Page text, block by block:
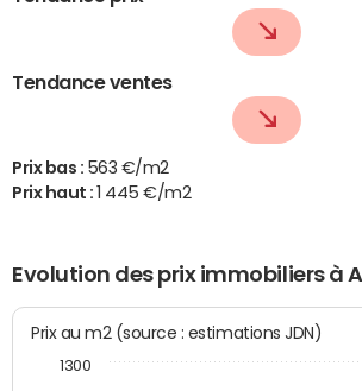
Tendance ventes
Prix bas : 563 €/m2
Prix haut :
1 445 €/m2
Evolution des prix immobiliers à
Prix au m2 (source : estimations JDN)
1300